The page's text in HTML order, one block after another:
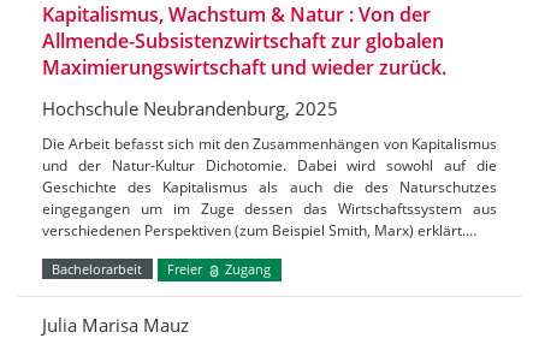
Kapitalismus, Wachstum & Natur : Von der
Allmende-Subsistenzwirtschaft zur globalen
Maximierungswirtschaft und wieder zurück.
Hochschule Neubrandenburg, 2025
Die Arbeit befasst sich mit den Zusammenhängen von Kapitalismus
und der Natur-Kultur Dichotomie. Dabei wird sowohl auf die
Geschichte des Kapitalismus als auch die des Naturschutzes
eingegangen um im Zuge dessen das Wirtschaftssystem aus
verschiedenen Perspektiven (zum Beispiel Smith, Marx) erklärt.…
Bachelorarbeit Freier Zugang
Julia Marisa Mauz